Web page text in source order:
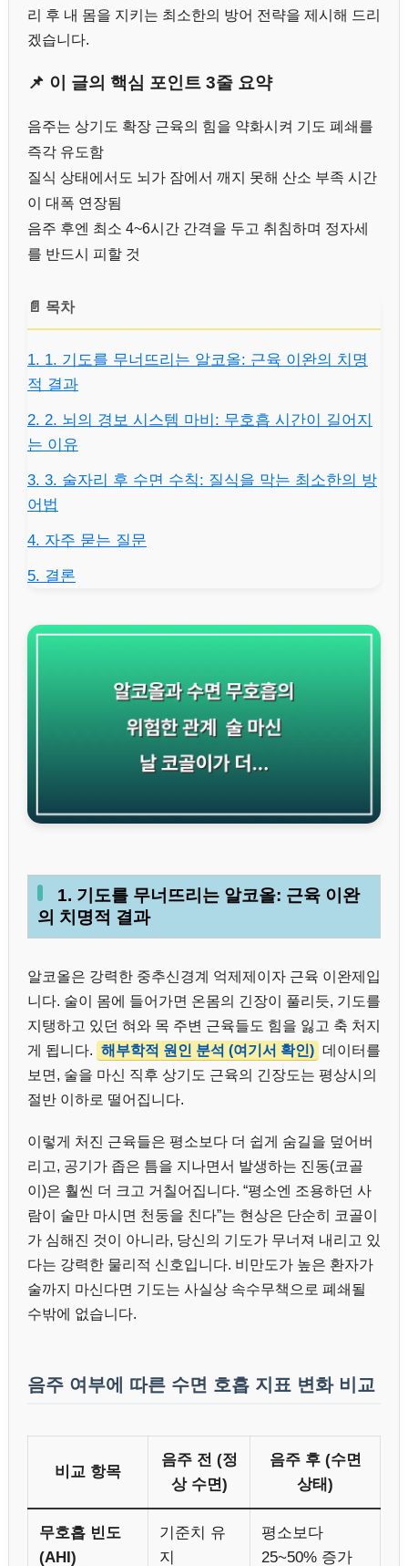
리 후 내 몸을 지키는 최소한의 방어 전략을 제시해 드리
겠습니다.
📌 이 글의 핵심 포인트 3줄 요약
음주는 상기도 확장 근육의 힘을 약화시켜 기도 폐쇄를
즉각 유도함
질식 상태에서도 뇌가 잠에서 깨지 못해 산소 부족 시간
이 대폭 연장됨
음주 후엔 최소 4~6시간 간격을 두고 취침하며 정자세
를 반드시 피할 것
📄 목차
1. 1. 기도를 무너뜨리는 알코올: 근육 이완의 치명
적 결과
2. 2. 뇌의 경보 시스템 마비: 무호흡 시간이 길어지
는 이유
3. 3. 술자리 후 수면 수칙: 질식을 막는 최소한의 방
어법
4. 자주 묻는 질문
5. 결론
1. 기도를 무너뜨리는 알코올: 근육 이완
의 치명적 결과
알코올은 강력한 중추신경계 억제제이자 근육 이완제입
니다. 술이 몸에 들어가면 온몸의 긴장이 풀리듯, 기도를
지탱하고 있던 혀와 목 주변 근육들도 힘을 잃고 축 처지
게 됩니다. 해부학적 원인 분석 (여기서 확인) 데이터를
보면, 술을 마신 직후 상기도 근육의 긴장도는 평상시의
절반 이하로 떨어집니다.
이렇게 처진 근육들은 평소보다 더 쉽게 숨길을 덮어버
리고, 공기가 좁은 틈을 지나면서 발생하는 진동(코골
이)은 훨씬 더 크고 거칠어집니다. “평소엔 조용하던 사
람이 술만 마시면 천둥을 친다”는 현상은 단순히 코골이
가 심해진 것이 아니라, 당신의 기도가 무너져 내리고 있
다는 강력한 물리적 신호입니다. 비만도가 높은 환자가
술까지 마신다면 기도는 사실상 속수무책으로 폐쇄될
수밖에 없습니다.
음주 여부에 따른 수면 호흡 지표 변화 비교
비교 항목
음주 전 (정
상 수면)
음주 후 (수면
상태)
무호흡 빈도
(AHI)
기준치 유
지
평소보다
25~50% 증가